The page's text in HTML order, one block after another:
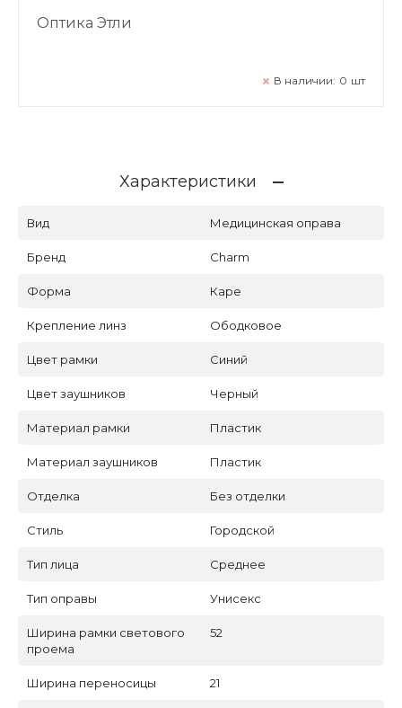
Оптика Этли
В наличии: 0 шт
Характеристики
Вид Медицинская оправа
Бренд Charm
Форма Каре
Крепление линз Ободковое
Цвет рамки Синий
Цвет заушников Черный
Материал рамки Пластик
Материал заушников Пластик
Отделка Без отделки
Стиль Городской
Тип лица Среднее
Тип оправы Унисекс
Ширина рамки светового
проема
52
Ширина переносицы 21